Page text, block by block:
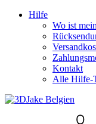
Hilfe
Wo ist
Kontakt
Alle Hilfe-